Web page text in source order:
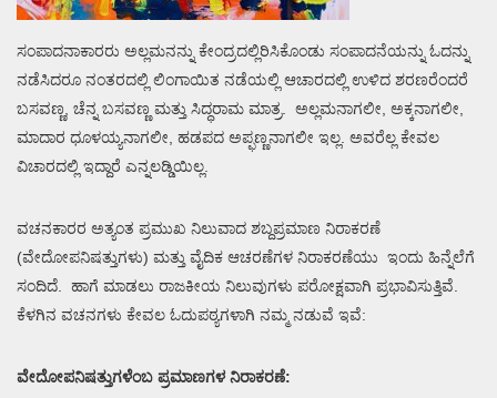
ಸಂಪಾದನಾಕಾರರು ಅಲ್ಲಮನನ್ನು ಕೇಂದ್ರದಲ್ಲಿರಿಸಿಕೊಂಡು ಸಂಪಾದನೆಯನ್ನು ಓದನ್ನು
ನಡೆಸಿದರೂ ನಂತರದಲ್ಲಿ ಲಿಂಗಾಯಿತ ನಡೆಯಲ್ಲಿ ಆಚಾರದಲ್ಲಿ ಉಳಿದ ಶರಣರೆಂದರೆ
ಬಸವಣ್ಣ, ಚೆನ್ನ ಬಸವಣ್ಣ ಮತ್ತು ಸಿದ್ಧರಾಮ ಮಾತ್ರ. ಅಲ್ಲಮನಾಗಲೀ, ಅಕ್ಕನಾಗಲೀ,
ಮಾದಾರ ಧೂಳಯ್ಯನಾಗಲೀ, ಹಡಪದ ಅಪ್ಫಣ್ಣನಾಗಲೀ ಇಲ್ಲ. ಅವರೆಲ್ಲ ಕೇವಲ
ವಿಚಾರದಲ್ಲಿ ಇದ್ದಾರೆ ಎನ್ನಲಡ್ಡಿಯಿಲ್ಲ.
ವಚನಕಾರರ ಅತ್ಯಂತ ಪ್ರಮುಖ ನಿಲುವಾದ ಶಬ್ದಪ್ರಮಾಣ ನಿರಾಕರಣೆ
(ವೇದೋಪನಿಷತ್ತುಗಳು) ಮತ್ತು ವೈದಿಕ ಆಚರಣೆಗಳ ನಿರಾಕರಣೆಯು ಇಂದು ಹಿನ್ನೆಲೆಗೆ
ಸಂದಿದೆ. ಹಾಗೆ ಮಾಡಲು ರಾಜಕೀಯ ನಿಲುವುಗಳು ಪರೋಕ್ಷವಾಗಿ ಪ್ರಭಾವಿಸುತ್ತಿವೆ.
ಕೆಳಗಿನ ವಚನಗಳು ಕೇವಲ ಓದುಪಠ್ಯಗಳಾಗಿ ನಮ್ಮ ನಡುವೆ ಇವೆ:
ವೇದೋಪನಿಷತ್ತುಗಳೆಂಬ ಪ್ರಮಾಣಗಳ ನಿರಾಕರಣೆ: